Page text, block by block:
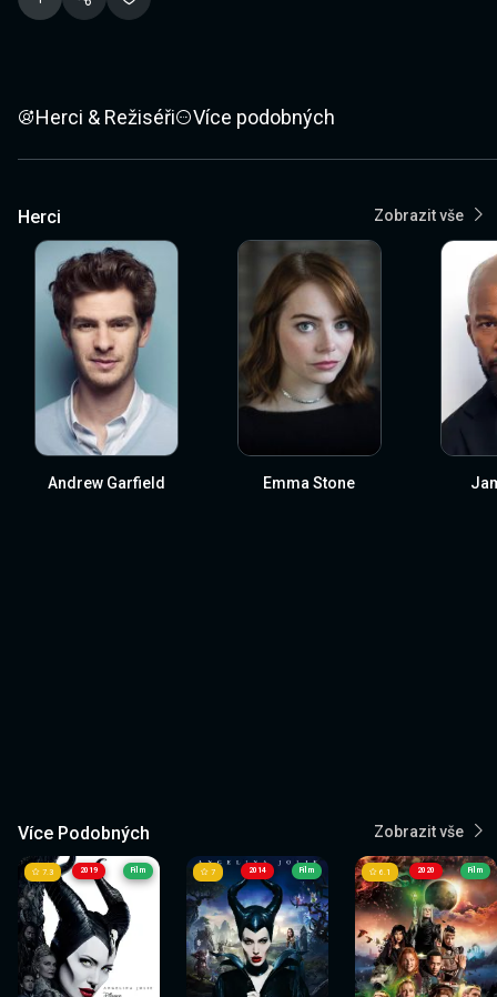
Herci & Režiséři Více podobných
Herci Zobrazit vše
Andrew Garfield Emma Stone
Více Podobných Zobrazit vše
2019
7.3 Film 2014
7 Film 2020
6.1 Film